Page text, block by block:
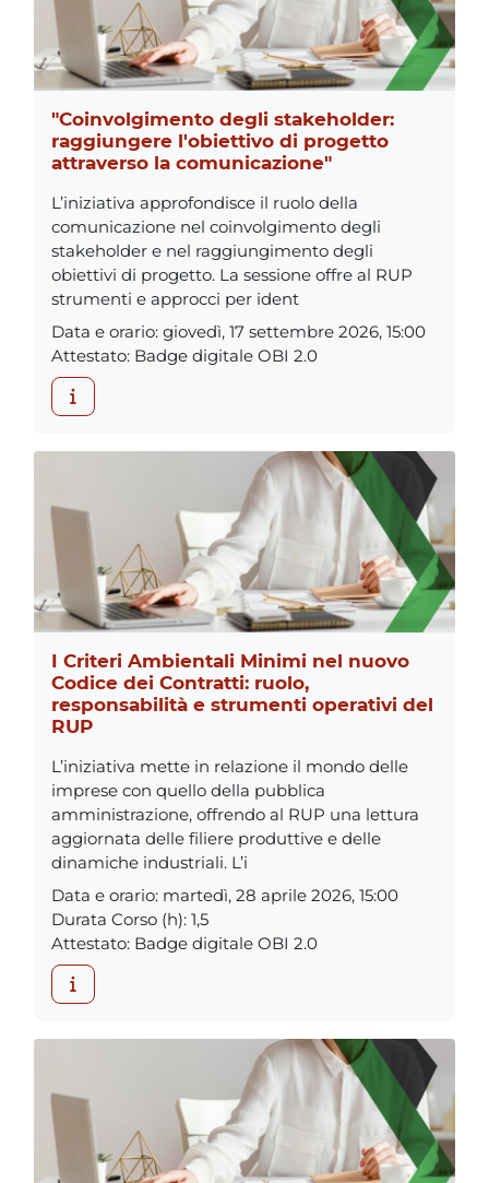
"Coinvolgimento degli stakeholder:
raggiungere l'obiettivo di progetto
attraverso la comunicazione"
L’iniziativa approfondisce il ruolo della
comunicazione nel coinvolgimento degli
stakeholder e nel raggiungimento degli
obiettivi di progetto. La sessione offre al RUP
strumenti e approcci per ident
Data e orario: giovedì, 17 settembre 2026, 15:00
Attestato: Badge digitale OBI 2.0
I Criteri Ambientali Minimi nel nuovo
Codice dei Contratti: ruolo,
responsabilità e strumenti operativi del
RUP
L’iniziativa mette in relazione il mondo delle
imprese con quello della pubblica
amministrazione, offrendo al RUP una lettura
aggiornata delle filiere produttive e delle
dinamiche industriali. L’i
Data e orario: martedì, 28 aprile 2026, 15:00
Durata Corso (h): 1,5
Attestato: Badge digitale OBI 2.0